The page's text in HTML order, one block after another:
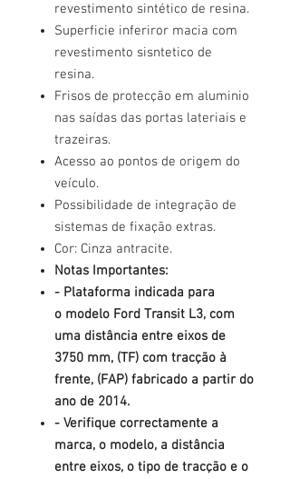
revestimento sintético de resina.
Superficie inferiror macia com
revestimento sisntetico de
resina.
Frisos de protecção em aluminio
nas saídas das portas lateriais e
trazeiras.
Acesso ao pontos de origem do
veículo.
Possibilidade de integração de
sistemas de fixação extras.
Cor: Cinza antracite.
Notas Importantes:
- Plataforma indicada para
o modelo Ford Transit L3, com
uma distância entre eixos de
3750 mm, (TF) com tracção à
frente, (FAP) fabricado a partir do
ano de 2014.
- Verifique correctamente a
marca, o modelo, a distância
entre eixos, o tipo de tracção e o